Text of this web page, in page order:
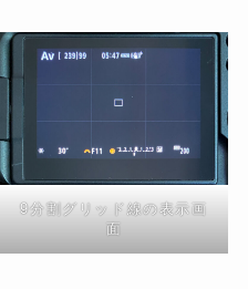
9分割グリッド線の表示画
面